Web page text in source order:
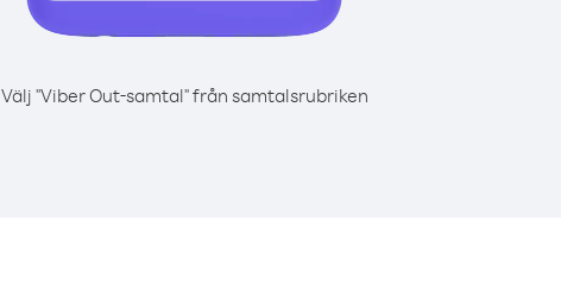
Välj "Viber Out-samtal" från samtalsrubriken